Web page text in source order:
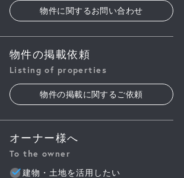
物件に関するお問い合わせ
物件の掲載依頼
Listing of properties
物件の掲載に関するご依頼
オーナー様へ
To the owner
建物・土地を活用したい